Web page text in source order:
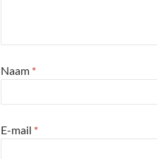
Naam *
E-mail *